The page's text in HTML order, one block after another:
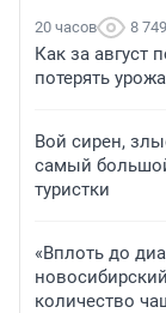
20 часов 8 749
Как за август
потерять
Вой сирен,
самый
туристки
«Вплоть до
количество